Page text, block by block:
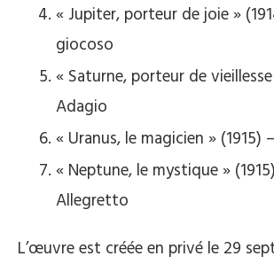
« Jupiter, porteur de joie »
giocoso
« Saturne, porteur de
Adagio
« Uranus, le magicien » (1915)
« Neptune, le mystique »
Allegretto
L’œuvre est créée en privé le 29